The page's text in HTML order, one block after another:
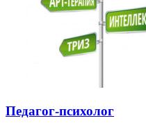
Педагог-психолог